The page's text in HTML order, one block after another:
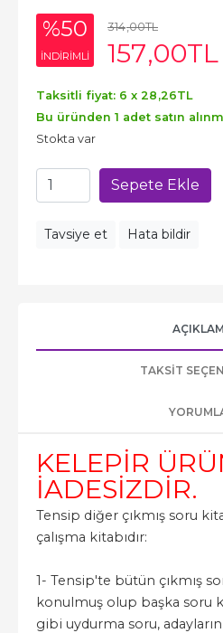
%50
INDIRIMLI
314,00TL
157,00TL
Taksitli fiyat: 6 x 28 ,26TL
Bu üründen 1 adet satın
Stokta var
Sepete Ekle
Tavsiye et Hata bildir
TAKSIT
KELEPİR
İADESİZDİR.
Tensip diğer çıkmış soru
çalışma kitabıdır:
1- Tensip'te bütün çıkmış
konulmuş olup başka soru
gibi uydurma soru, adayların